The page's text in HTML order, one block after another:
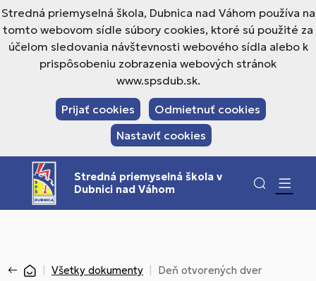
Stredná priemyselná škola, Dubnica nad Váhom používa na
tomto webovom sídle súbory cookies, ktoré sú použité za
účelom sledovania návštevnosti webového sídla alebo k
prispôsobeniu zobrazenia webových stránok
www.spsdub.sk.
Prijať cookies
Odmietnuť cookies
Nastaviť cookies
Stredná priemyselná škola v
Dubnici nad Váhom
Všetky dokumenty Deň otvorených dver